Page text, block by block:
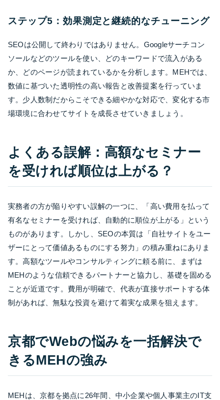
ステップ5：効果測定と継続的なチューニング
SEOは公開して終わりではありません。Googleサーチコン
ソールなどのツールを使い、どのキーワードで流入がある
か、どのページが読まれているかを分析します。MEHでは、
数値に基づいた透明性の高い報告と改善提案を行っていま
す。少人数制だからこそできる細やかな対応で、変化する市
場環境に合わせてサイトを成長させていきましょう。
よくある誤解：高額なセミナー
を受ければ順位は上がる？
実務者の方が陥りやすい誤解の一つに、「高い費用を払って
有名なセミナーを受ければ、自動的に順位が上がる」という
ものがあります。しかし、SEOの本質は「自社サイトをユー
ザーにとって価値あるものにする努力」の積み重ねにありま
す。高額なツールやコンサルティングに頼る前に、まずは
MEHのような信頼できるパートナーと協力し、基礎を固める
ことが近道です。費用が明確で、代表が直接サポートする体
制があれば、無駄な投資を避けて着実な成果を狙えます。
京都でWebの悩みを一括解決で
きるMEHの強み
MEHは、京都を拠点に26年間、中小企業や個人事業主のIT支